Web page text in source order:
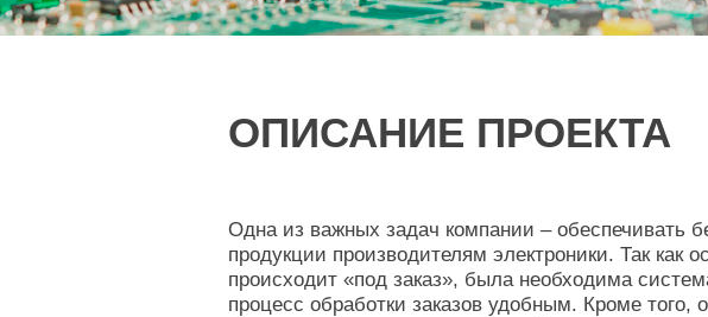
ОПИСАНИЕ ПРОЕКТА
Одна из важных задач компании – обеспечивать
продукции производителям электроники. Так как
происходит «под заказ», была необходима
процесс обработки заказов удобным. Кроме того,